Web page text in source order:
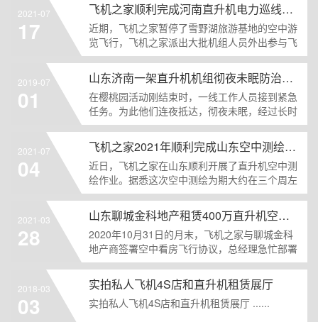
2021-07
17
飞机之家顺利完成河南直升机电力巡线作业
近期，飞机之家暂停了雪野湖旅游基地的空中游
览飞行，飞机之家派出大批机组人员外出参与飞
行活动，这一站便......
2019-07
01
山东济南一架直升机机组彻夜未眠防治美国白蛾
在樱桃园活动刚结束时，一线工作人员接到紧急
任务。为此他们连夜抵达，彻夜未眠，经过长时
间的长途跋涉，于......
2021-07
04
飞机之家2021年顺利完成山东空中测绘作业
近日，飞机之家在山东顺利开展了直升机空中测
绘作业。据悉这次空中测绘为期大约在三个周左
右，由于在本地作......
2021-03
28
山东聊城金科地产租赁400万直升机空中看房
2020年10月31日的月末，飞机之家与聊城金科
地产商签署空中看房飞行协议，总经理急忙部署
飞行事宜，......
2018-03
03
实拍私人飞机4S店和直升机租赁展厅
实拍私人飞机4S店和直升机租赁展厅 ......